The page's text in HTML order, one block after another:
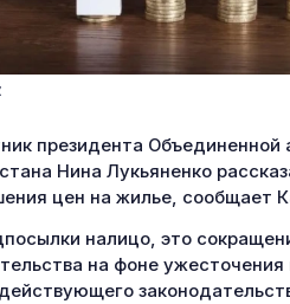
президента Объединенной
Нина Лукьяненко
цен на жилье, сообщает
налицо, это
на фоне